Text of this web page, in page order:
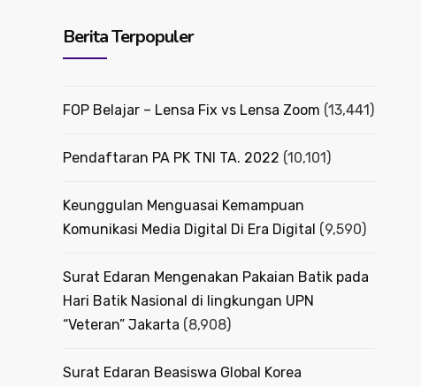
Berita Terpopuler
FOP Belajar – Lensa Fix vs Lensa Zoom (13,441)
Pendaftaran PA PK TNI TA. 2022 (10,101)
Keunggulan Menguasai Kemampuan
Komunikasi Media Digital Di Era Digital (9,590)
Surat Edaran Mengenakan Pakaian Batik pada
Hari Batik Nasional di lingkungan UPN
“Veteran” Jakarta (8,908)
Surat Edaran Beasiswa Global Korea